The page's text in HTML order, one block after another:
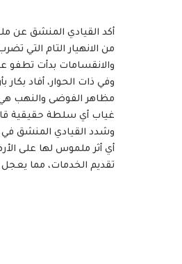
أكد القيادي المنشق عن
من الانهيار التام التي
والانقسامات بدأت تطفو
​وفي ذات الحوار، أفاد
مظاهر الفوضى والنهب
غياب أي سلطة حقيقية
​وشدد القيادي المنشق في
أي أثر ملموس لها على
تقديم الخدمات، مما